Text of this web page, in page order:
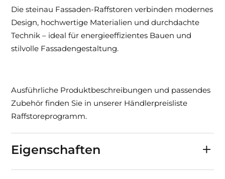
Die steinau Fassaden-Raffstoren verbinden modernes
Design, hochwertige Materialien und durchdachte
Technik – ideal für energieeffizientes Bauen und
stilvolle Fassadengestaltung.
Ausführliche Produktbeschreibungen und passendes
Zubehör finden Sie in unserer Händlerpreisliste
Raffstoreprogramm.
Eigenschaften